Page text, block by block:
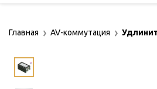
Главная AV-коммутация